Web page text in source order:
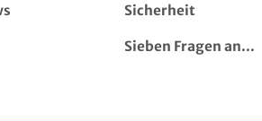
Sicherheit
Sieben Fragen an...